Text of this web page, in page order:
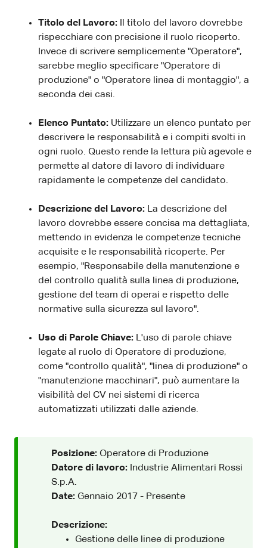
Titolo del Lavoro: Il titolo del lavoro dovrebbe
rispecchiare con precisione il ruolo ricoperto.
Invece di scrivere semplicemente "Operatore",
sarebbe meglio specificare "Operatore di
produzione" o "Operatore linea di montaggio", a
seconda dei casi.
Elenco Puntato: Utilizzare un elenco puntato per
descrivere le responsabilità e i compiti svolti in
ogni ruolo. Questo rende la lettura più agevole e
permette al datore di lavoro di individuare
rapidamente le competenze del candidato.
Descrizione del Lavoro: La descrizione del
lavoro dovrebbe essere concisa ma dettagliata,
mettendo in evidenza le competenze tecniche
acquisite e le responsabilità ricoperte. Per
esempio, "Responsabile della manutenzione e
del controllo qualità sulla linea di produzione,
gestione del team di operai e rispetto delle
normative sulla sicurezza sul lavoro".
Uso di Parole Chiave: L'uso di parole chiave
legate al ruolo di Operatore di produzione,
come "controllo qualità", "linea di produzione" o
"manutenzione macchinari", può aumentare la
visibilità del CV nei sistemi di ricerca
automatizzati utilizzati dalle aziende.
Posizione: Operatore di Produzione
Datore di lavoro: Industrie Alimentari Rossi
S.p.A.
Date: Gennaio 2017 - Presente
Descrizione:
Gestione delle linee di produzione